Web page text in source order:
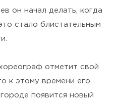
он начал делать, когда
стало блистательным
отметит свой
к этому времени его
появится новый